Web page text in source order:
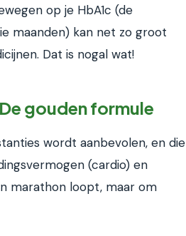
op je HbA1c (de
maanden) kan net zo groot
Dat is nogal wat!
gouden formule
wordt aanbevolen, en die
(cardio) en
marathon loopt, maar om